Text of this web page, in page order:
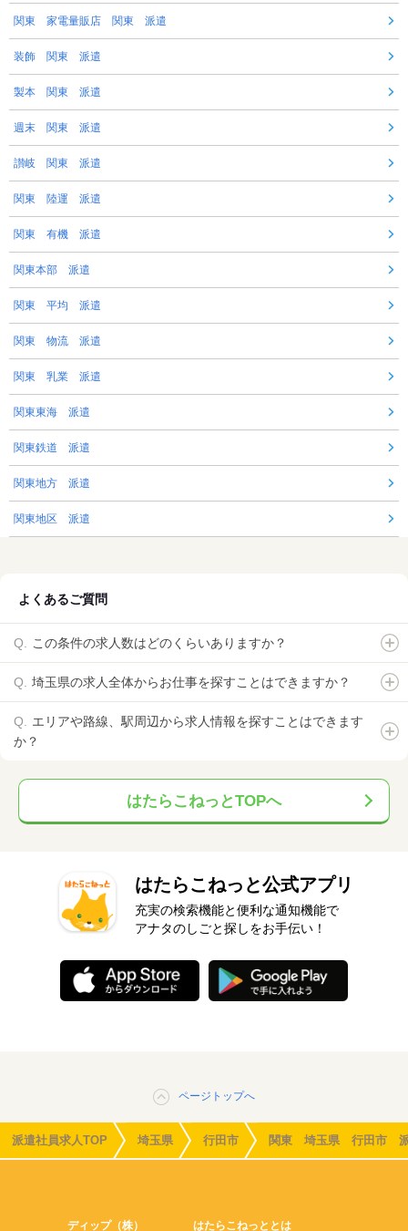
関東 家電量販店 関東 派遣
装飾 関東 派遣
製本 関東 派遣
週末 関東 派遣
讃岐 関東 派遣
関東 陸運 派遣
関東 有機 派遣
関東本部 派遣
関東 平均 派遣
関東 物流 派遣
関東 乳業 派遣
関東東海 派遣
関東鉄道 派遣
関東地方 派遣
関東地区 派遣
よくあるご質問
この条件の求人数はどのくらいありますか？
埼玉県の求人全体からお仕事を探すことはできますか？
エリアや路線、駅周辺から求人情報を探すことはできます
か？
はたらこねっとTOPへ
はたらこねっと公式アプリ
充実の検索機能と便利な通知機能で
アナタのしごと探しをお手伝い！
ページトップへ
派遣社員求人TOP 埼玉県 行田市 関東 埼玉県 行田市 派
ディップ（株） はたらこねっととは